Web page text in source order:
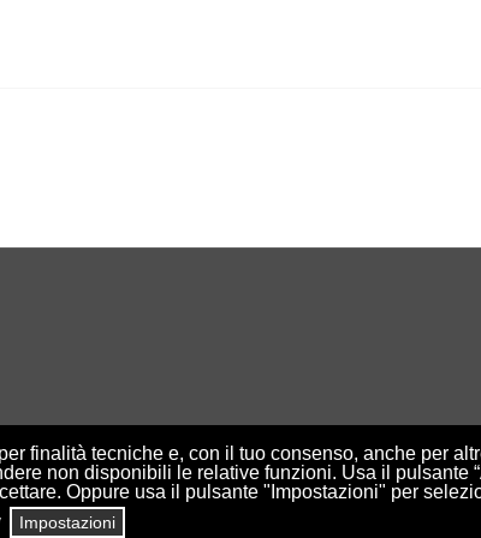
finalità tecniche e, con il tuo consenso, anche per
non disponibili le relative funzioni. Usa il pulsante
Oppure usa il pulsante "Impostazioni" per
Impostazioni
di promozione sociale - via Clemente X n.18, 00167